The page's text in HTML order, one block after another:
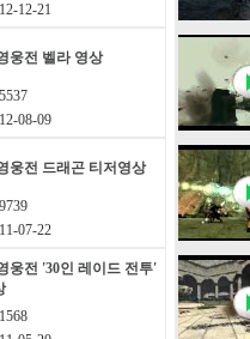
12-21
웅전 벨라 영상
08-09
웅전 드래곤 티저영상
07-22
웅전 '30인 레이드 전투'